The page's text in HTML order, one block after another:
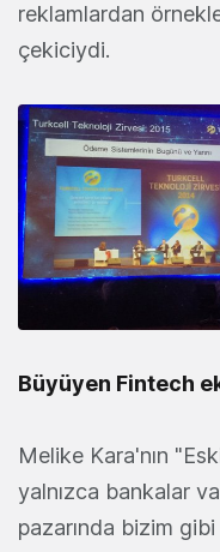
reklamlardan
çekiciydi.
Büyüyen Fintech
Melike Kara'nın
yalnızca bankalar
pazarında bizim